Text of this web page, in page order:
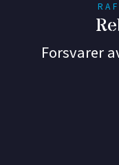
Forsvarer